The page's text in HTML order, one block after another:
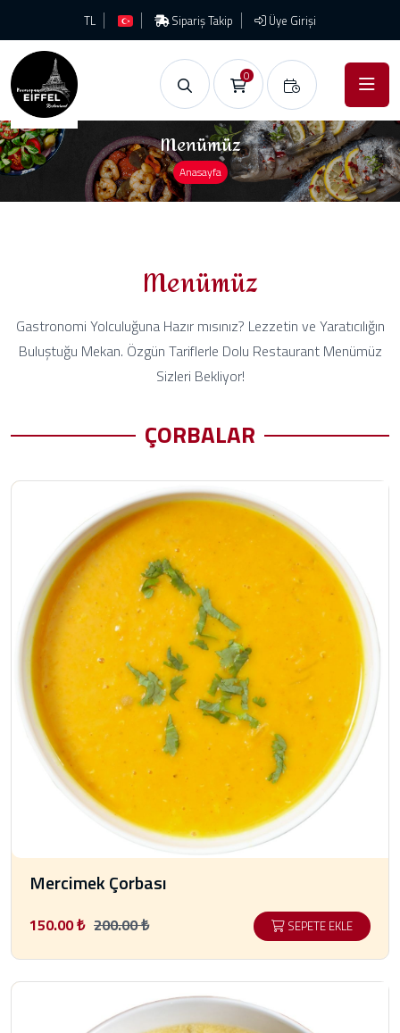
TL Sipariş Takip Üye Girişi
0
Menümüz
Anasayfa
Menümüz
Gastronomi Yolculuğuna Hazır mısınız? Lezzetin ve Yaratıcılığın
Buluştuğu Mekan. Özgün Tariflerle Dolu Restaurant Menümüz
Sizleri Bekliyor!
ÇORBALAR
Mercimek Çorbası
150.00 ₺ 200.00 ₺ SEPETE EKLE